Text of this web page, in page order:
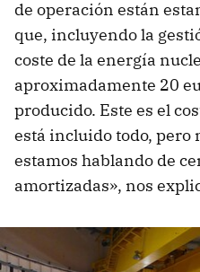
de operación están
que, incluyendo la
coste de la energía
aproximadamente 20
producido. Este es el
está incluido todo, pero
estamos hablando de
amortizadas», nos